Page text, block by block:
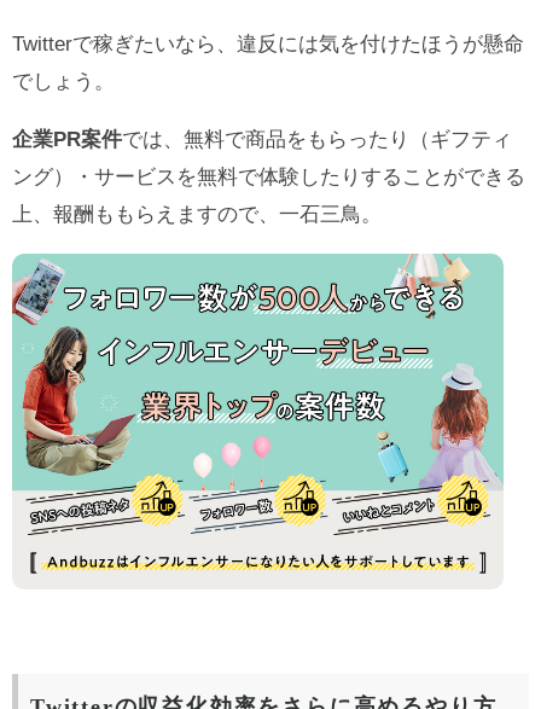
Twitterで稼ぎたいなら、違反には気を付けたほうが懸命
でしょう。
企業PR案件では、無料で商品をもらったり（ギフティ
ング）・サービスを無料で体験したりすることができる
上、報酬ももらえますので、一石三鳥。